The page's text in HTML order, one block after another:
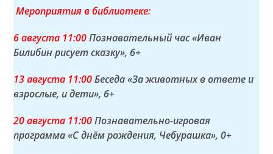
Мероприятия в библиотеке:
6 августа 11:00Познавательный час «Иван
Билибин рисует сказку», 6+
13 августа 11:00Беседа «За животных в ответе и
взрослые, и дети», 6+
20 августа 11:00Познавательно-игровая
программа «С днём рождения, Чебурашка», 0+